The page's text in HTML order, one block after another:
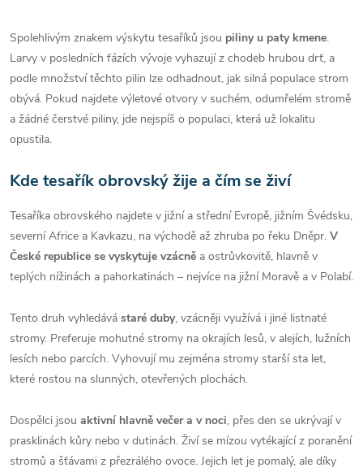
Spolehlivým znakem výskytu tesaříků jsou piliny u paty kmene.
Larvy v posledních fázích vývoje vyhazují z chodeb hrubou drť, a
podle množství těchto pilin lze odhadnout, jak silná populace strom
obývá. Pokud najdete výletové otvory v suchém, odumřelém stromě
a žádné čerstvé piliny, jde nejspíš o populaci, která už lokalitu
opustila.
Kde tesařík obrovský žije a čím se živí
Tesaříka obrovského najdete v jižní a střední Evropě, jižním Švédsku,
severní Africe a Kavkazu, na východě až zhruba po řeku Dněpr. V
České republice se vyskytuje vzácně a ostrůvkovitě, hlavně v
teplých nížinách a pahorkatinách – nejvíce na jižní Moravě a v Polabí.
Tento druh vyhledává staré duby, vzácněji využívá i jiné listnaté
stromy. Preferuje mohutné stromy na okrajích lesů, v alejích, lužních
lesích nebo parcích. Vyhovují mu zejména stromy starší sta let,
které rostou na slunných, otevřených plochách.
Dospělci jsou aktivní hlavně večer a v noci, přes den se ukrývají v
prasklinách kůry nebo v dutinách. Živí se mízou vytékající z poranění
stromů a šťávami z přezrálého ovoce. Jejich let je pomalý, ale díky